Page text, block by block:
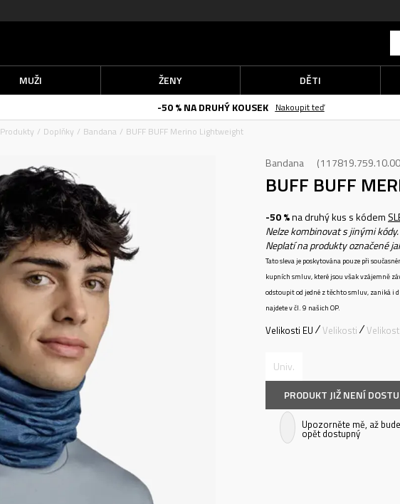
MUŽI ŽENY
DĚTI
-50 % NA DRUHÝ KOUSEK
Nakoupit teď
Produkty Doplňky Bandana BUFF BUFF Merino Lightweight
Bandana 117819.759.10.00
BUFF BUFF
-50 %na druhý kus s kódem
Nelze kombinovat s jinými kódy.
Neplatí na produkty označené
Tato sleva je poskytována pouze při
kupních smluv, které jsou však vzájemně
odstoupit od jedné z těchto smluv, zaniká i
najdete v čl. 9 našich OP.
Velikosti EU Velikosti
Univ.
PRODUKT JIŽ NENÍ
Upozorněte mě, až
opět dostupný